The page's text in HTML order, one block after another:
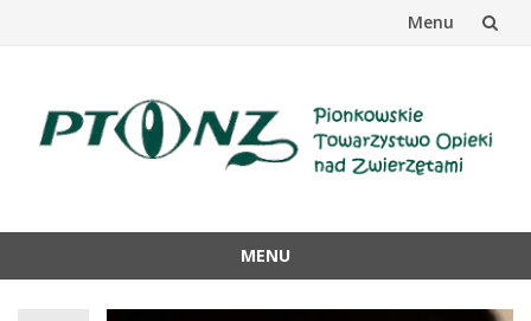
Menu
MENU